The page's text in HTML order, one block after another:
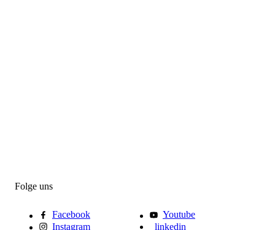
Folge uns
Facebook
Youtube
Instagram
linkedin